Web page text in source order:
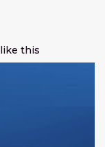
like this